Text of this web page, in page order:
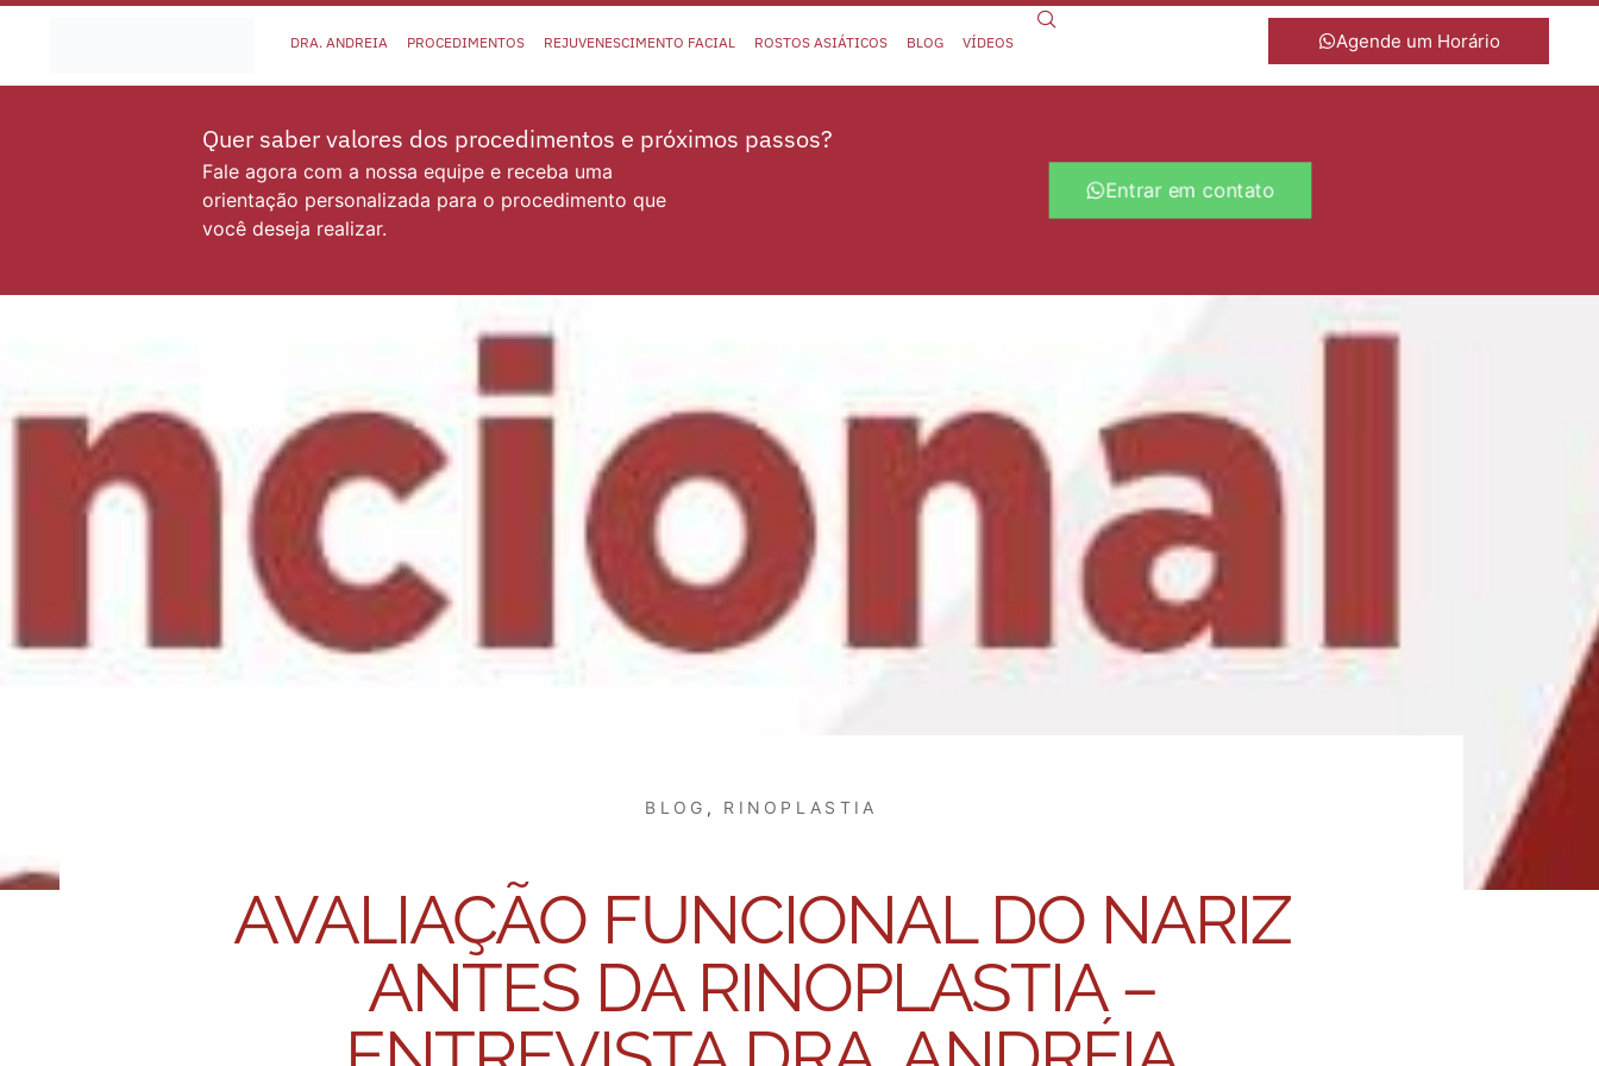
DRA. ANDREIA PROCEDIMENTOS REJUVENESCIMENTO FACIAL ROSTOS ASIÁTICOS BLOG VÍDEOS Agende um Horário
Quer saber valores dos procedimentos e próximos passos?
Fale agora com a nossa equipe e receba uma
orientação personalizada para o procedimento que
você deseja realizar.
Entrar em contato
BLOG , RINOPLASTIA
AVALIAÇÃO FUNCIONAL DO NARIZ
ANTES DA RINOPLASTIA –